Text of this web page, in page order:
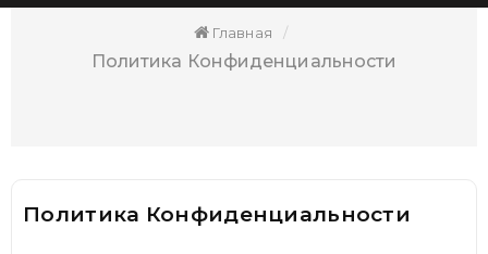
Главная
Политика Конфиденциальности
Политика Конфиденциальности